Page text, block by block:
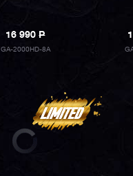
16 990P
GA-2000HD-8A